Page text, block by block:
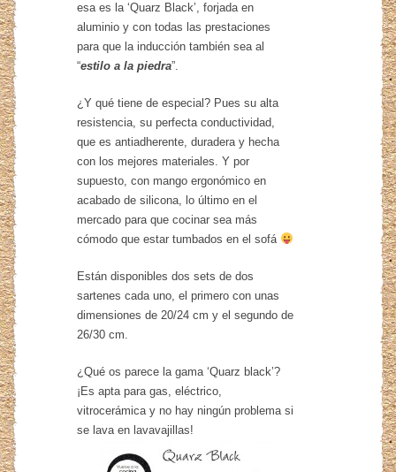
esa es la ‘Quarz Black’, forjada en
aluminio y con todas las prestaciones
para que la inducción también sea al
“estilo a la piedra”.
¿Y qué tiene de especial? Pues su alta
resistencia, su perfecta conductividad,
que es antiadherente, duradera y hecha
con los mejores materiales. Y por
supuesto, con mango ergonómico en
acabado de silicona, lo último en el
mercado para que cocinar sea más
cómodo que estar tumbados en el sofá
Están disponibles dos sets de dos
sartenes cada uno, el primero con unas
dimensiones de 20/24 cm y el segundo de
26/30 cm.
¿Qué os parece la gama ‘Quarz black’?
¡Es apta para gas, eléctrico,
vitrocerámica y no hay ningún problema si
se lava en lavavajillas!